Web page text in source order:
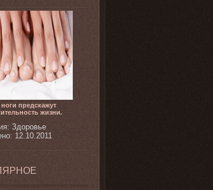
предскажут
жизни.
Здоровье
12.10.2011